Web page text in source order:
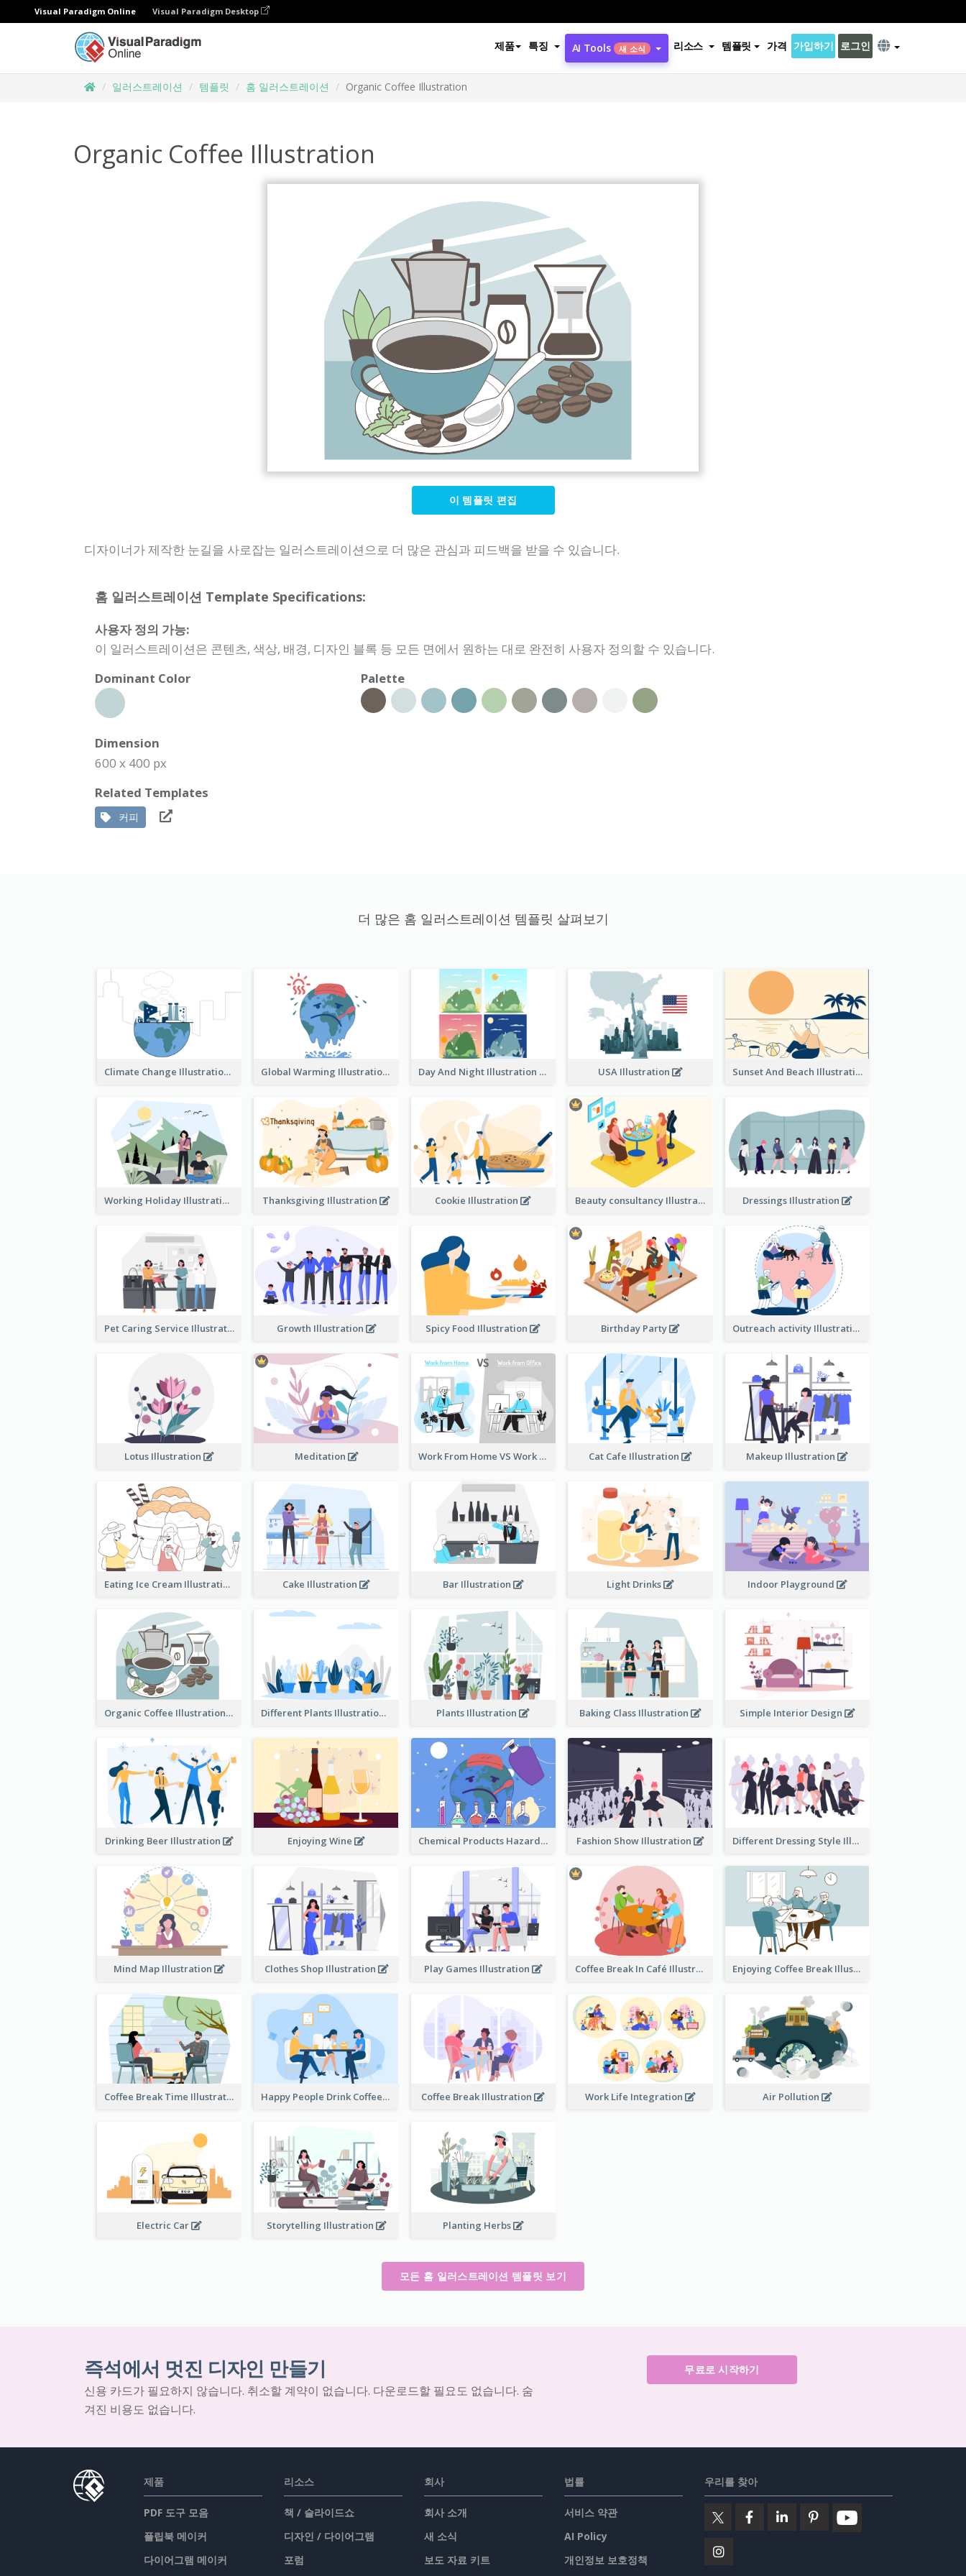
Visual Paradigm Online Visual Paradigm Desktop
제품 특징 AI Tools 새 소식 리소스 템플릿 가격 가입하기 로그인
일러스트레이션 템플릿 홈 일러스트레이션 Organic Coffee Illustration
Organic Coffee Illustration
이 템플릿 편집
디자이너가 제작한 눈길을 사로잡는 일러스트레이션으로 더 많은 관심과 피드백을 받을 수 있습니다.
홈 일러스트레이션 Template Specifications:
사용자 정의 가능:
이 일러스트레이션은 콘텐츠, 색상, 배경, 디자인 블록 등 모든 면에서 원하는 대로 완전히 사용자 정의할 수 있습니다.
Dominant Color
Palette
Dimension
600 x 400 px
Related Templates
커피
더 많은 홈 일러스트레이션 템플릿 살펴보기
Climate Change Illustration Global Warming Illustration Day And Night Illustration USA Illustration Sunset And Beach Illustration
Working Holiday Illustration Thanksgiving Illustration Cookie Illustration Beauty consultancy Illustration Dressings Illustration
Pet Caring Service Illustration Growth Illustration Spicy Food Illustration Birthday Party Outreach activity Illustration
Lotus Illustration Meditation Work From Home VS Work From Office Cat Cafe Illustration Makeup Illustration
Eating Ice Cream Illustration Cake Illustration Bar Illustration Light Drinks Indoor Playground
Organic Coffee Illustration Different Plants Illustration Plants Illustration Baking Class Illustration Simple Interior Design
Drinking Beer Illustration Enjoying Wine Chemical Products Hazarding The Earth Illustration Fashion Show Illustration Different Dressing Style Illustration
Mind Map Illustration Clothes Shop Illustration Play Games Illustration Coffee Break In Café Illustration Enjoying Coffee Break Illustration
Coffee Break Time Illustration Happy People Drink Coffee Illustration Coffee Break Illustration Work Life Integration Air Pollution
Electric Car Storytelling Illustration Planting Herbs
모든 홈 일러스트레이션 템플릿 보기
즉석에서 멋진 디자인 만들기
신용 카드가 필요하지 않습니다. 취소할 계약이 없습니다. 다운로드할 필요도 없습니다. 숨
겨진 비용도 없습니다.
무료로 시작하기
제품
PDF 도구 모음
플립북 메이커
다이어그램 메이커
리소스
책 / 슬라이드쇼
디자인 / 다이어그램
포럼
회사
회사 소개
새 소식
보도 자료 키트
법률
서비스 약관
AI Policy
개인정보 보호정책
우리를 찾아